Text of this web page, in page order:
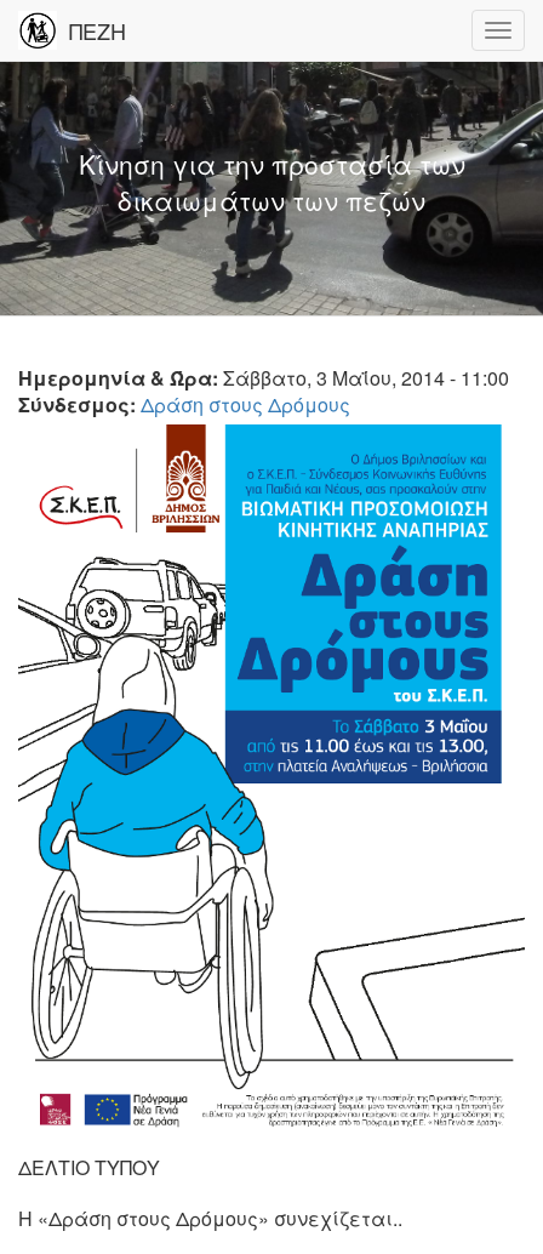
ΠΕΖΗ
Κίνηση για την προστασία των
δικαιωμάτων των πεζών
Ημερομηνία & Ώρα: Σάββατο, 3 Μαΐου, 2014 - 11:00
Σύνδεσμος: Δράση στους Δρόμους
ΔΕΛΤΙΟ ΤΥΠΟΥ
H «Δράση στους Δρόμους» συνεχίζεται..